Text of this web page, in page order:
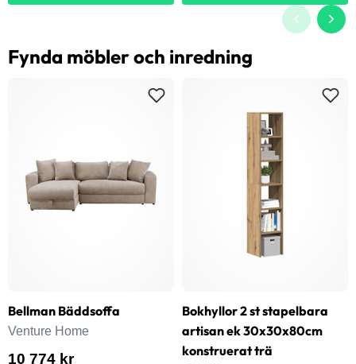
Fynda möbler och inredning
Bellman Bäddsoffa
Venture Home
10 774 kr
Bokhyllor 2 st stapelbara
artisan ek 30x30x80cm
konstruerat trä